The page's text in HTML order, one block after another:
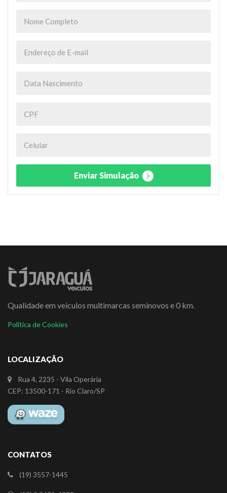
Enviar Simulação
Qualidade em veiculos multimarcas seminovos e 0 km.
Política de Cookies
LOCALIZAÇÃO
Rua 4, 2235 - Vila Operária
CEP: 13500-171 - Rio Claro/SP
CONTATOS
(19) 3557-1445